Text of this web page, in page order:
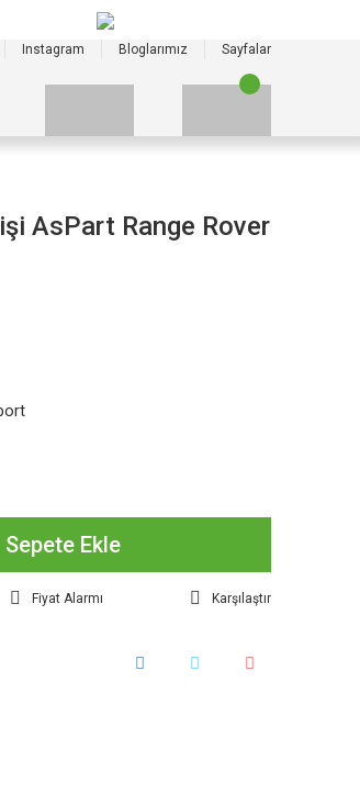
Instagram Bloglarımız Sayfalar
AsPart Range Rover
Sepete Ekle
Fiyat Alarmı Karşılaştır